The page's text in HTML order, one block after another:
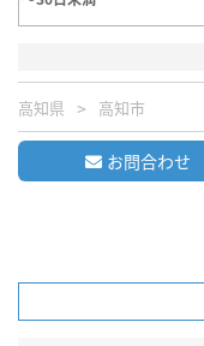
高知県 高知市
お問合わせ